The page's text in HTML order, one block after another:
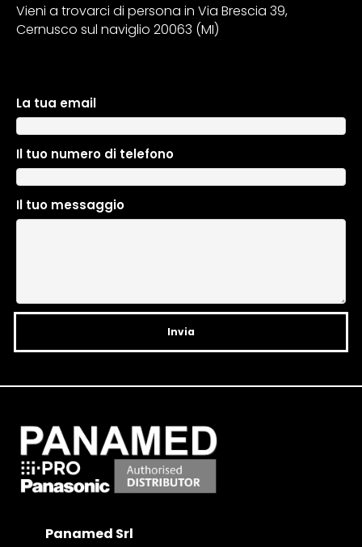
Vieni a trovarci di persona in Via Brescia 39,
Cernusco sul naviglio 20063 (MI)
La tua email
Il tuo numero di telefono
Il tuo messaggio
A
l
t
e
n
a
:
Panamed Srl